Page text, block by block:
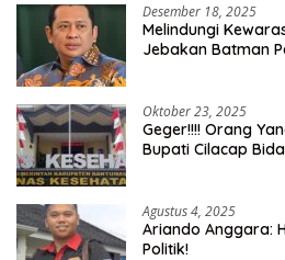
Desember 18, 2025
Melindungi
Jebakan Batman
Oktober 23, 2025
Geger!!!! Orang
Bupati Cilacap
Agustus 4, 2025
Ariando Anggara:
Politik!